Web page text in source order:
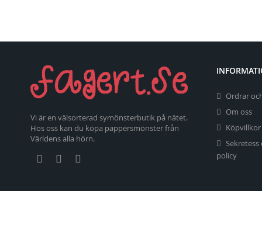
Vi är en välsorterad symönsterbutik på nätet.
Hos oss kan du köpa pappersmönster från
Världens alla hörn.
Ordrar
Om oss
Köpvillkor
Sekretess
policy